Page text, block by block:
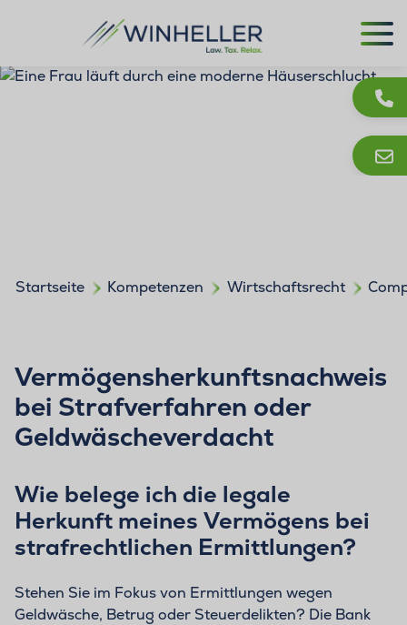
Startseite Kompetenzen Wirtschaftsrecht
Vermögensherkunftsnachweis
bei Strafverfahren oder
Geldwäscheverdacht
Wie belege ich die legale
Herkunft meines Vermögens bei
strafrechtlichen Ermittlungen?
Stehen Sie im Fokus von Ermittlungen wegen
Geldwäsche, Betrug oder Steuerdelikten? Die Bank